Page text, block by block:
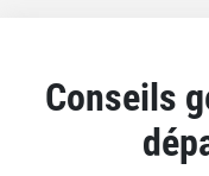
Conseils